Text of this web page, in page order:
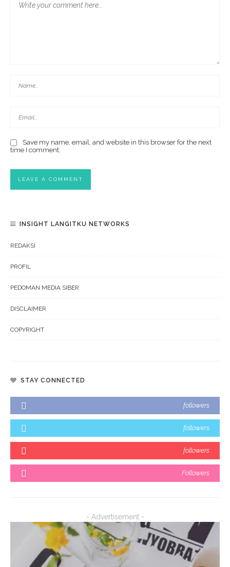
Save my name, email, and website in this browser for the next
time I comment.
INSIGHT LANGITKU NETWORKS
REDAKSI
PROFIL
PEDOMAN MEDIA SIBER
DISCLAIMER
COPYRIGHT
STAY CONNECTED
followers
followers
followers
Followers
- Advertisement -